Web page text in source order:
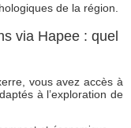
de la région.
via Hapee : quel
vous avez accès à
à l’exploration de